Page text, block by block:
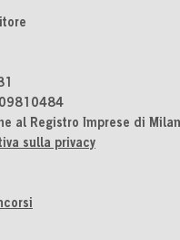
al Registro Imprese di
sulla privacy